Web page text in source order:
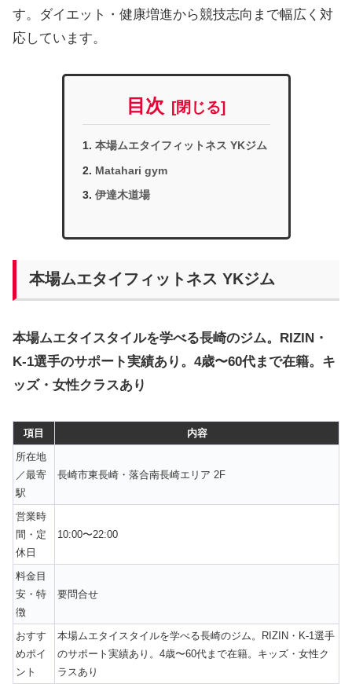
す。ダイエット・健康増進から競技志向まで幅広く対
応しています。
目次
本場ムエタイフィットネス YKジム
Matahari gym
伊達木道場
本場ムエタイフィットネス YKジム
本場ムエタイスタイルを学べる長崎のジム。RIZIN・
K-1選手のサポート実績あり。4歳〜60代まで在籍。キ
ッズ・女性クラスあり
項目
内容
所在地
／最寄
駅
長崎市東長崎・落合南長崎エリア 2F
営業時
間・定
休日
10:00〜22:00
料金目
安・特
徴
要問合せ
おすす
めポイ
ント
本場ムエタイスタイルを学べる長崎のジム。RIZIN・K-1選手
のサポート実績あり。4歳〜60代まで在籍。キッズ・女性ク
ラスあり